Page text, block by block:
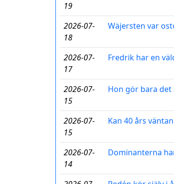
19
2026-07-
18
Wäjersten var
2026-07-
17
Fredrik har en
2026-07-
15
Hon gör bara
2026-07-
15
Kan 40 års
2026-07-
14
Dominanterna